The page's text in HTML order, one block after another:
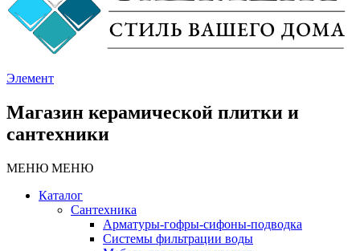
Элемент
Магазин керамической плитки и
сантехники
МЕНЮ МЕНЮ
Каталог
Сантехника
Арматуры-гофры-сифоны-подводка
Системы фильтрации воды